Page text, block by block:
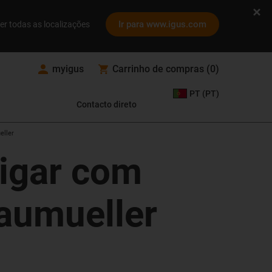
todas as localizações Ir para www.igus.com
myigus Carrinho de compras (0)
Contacto direto
PT (PT)
com